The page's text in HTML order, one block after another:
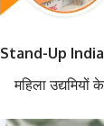
Stand-Up
महिला उद्यमियों